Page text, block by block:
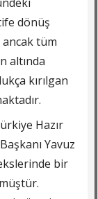
dönüş
tüm
altında
kırılgan
Hazır
Yavuz
bir